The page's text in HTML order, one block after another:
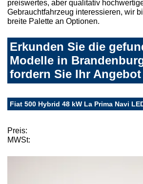
preiswertes, aber qualitativ
Gebrauchtfahrzeug interessieren, wir
breite Palette an Optionen.
Erkunden Sie die
Modelle in
fordern Sie Ihr Angebot
Fiat 500 Hybrid 48 kW La Prima Navi
Preis:
MWSt: